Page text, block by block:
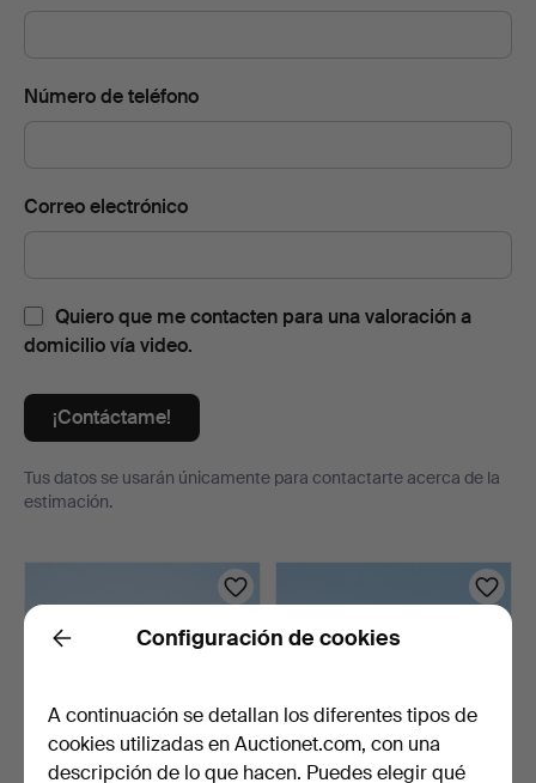
Número de teléfono
Correo electrónico
Quiero que me contacten para una valoración a
domicilio vía video.
¡Contáctame!
Tus datos se usarán únicamente para contactarte acerca de la
estimación.
Back Configuración de cookies
A continuación se detallan los diferentes tipos de
cookies utilizadas en Auctionet.com, con una
descripción de lo que hacen. Puedes elegir qué